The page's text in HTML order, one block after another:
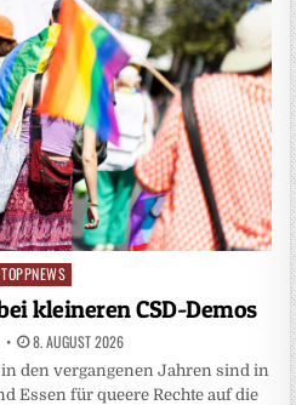
TOPPNEWS
kleineren CSD-Demos
8. AUGUST 2026
den vergangenen Jahren sind in
Essen für queere Rechte auf die